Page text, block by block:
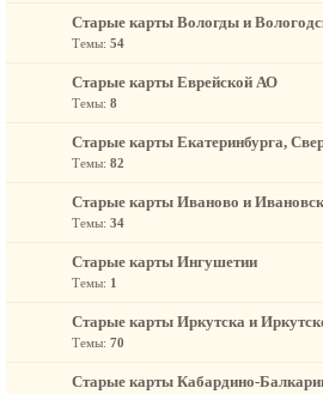
Старые карты Вологды и
Темы: 54
Старые карты Еврейской АО
Темы: 8
Старые карты Екатеринбурга,
Темы: 82
Старые карты Иваново и
Темы: 34
Старые карты Ингушетии
Темы: 1
Старые карты Иркутска и
Темы: 70
Старые карты Кабардино-